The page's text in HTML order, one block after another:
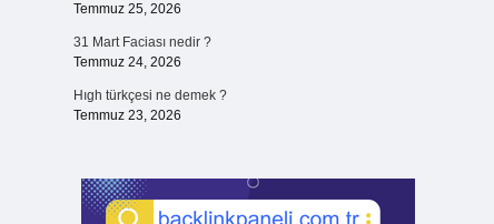
Temmuz 25, 2026
31 Mart Faciası nedir ?
Temmuz 24, 2026
Hıgh türkçesi ne demek ?
Temmuz 23, 2026